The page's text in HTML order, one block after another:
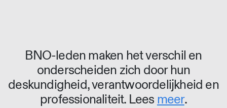
BNO-leden maken het verschil en
onderscheiden zich door hun
deskundigheid, verantwoordelijkheid en
professionaliteit. Lees meer.